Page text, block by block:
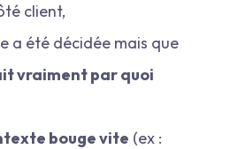
client,
a été décidée mais que
vraiment par quoi
bouge vite (ex :